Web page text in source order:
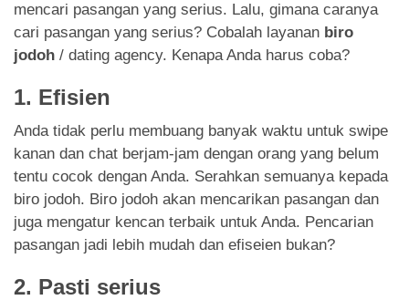
mencari pasangan yang serius. Lalu, gimana caranya
cari pasangan yang serius? Cobalah layanan biro
jodoh / dating agency. Kenapa Anda harus coba?
1. Efisien
Anda tidak perlu membuang banyak waktu untuk swipe
kanan dan chat berjam-jam dengan orang yang belum
tentu cocok dengan Anda. Serahkan semuanya kepada
biro jodoh. Biro jodoh akan mencarikan pasangan dan
juga mengatur kencan terbaik untuk Anda. Pencarian
pasangan jadi lebih mudah dan efiseien bukan?
2. Pasti serius